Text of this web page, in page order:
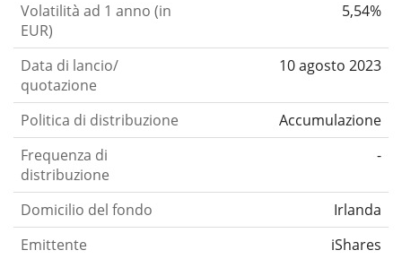
Volatilità ad 1 anno (in
EUR)
5,54%
Data di lancio/
quotazione
10 agosto 2023
Politica di distribuzione
Accumulazione
Frequenza di
distribuzione
-
Domicilio del fondo
Irlanda
Emittente
iShares